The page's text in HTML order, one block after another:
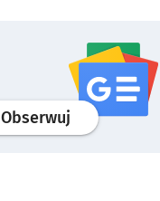
Obserwuj profil